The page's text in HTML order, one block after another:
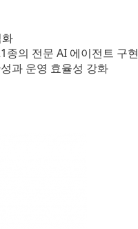
종의 전문 AI 에이전트 구현
과 운영 효율성 강화